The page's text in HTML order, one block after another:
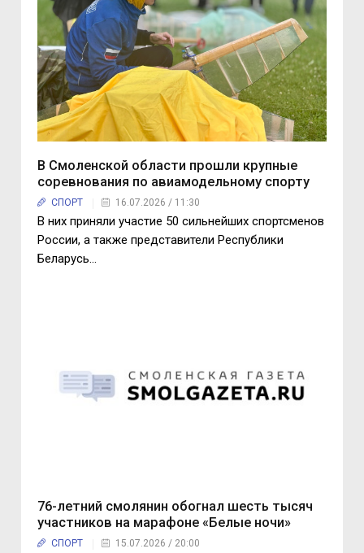
В Смоленской области прошли крупные
соревнования по авиамодельному спорту
СПОРТ 16.07.2026 / 11:30
В них приняли участие 50 сильнейших спортсменов
России, а также представители Республики
Беларусь...
76-летний смолянин обогнал шесть тысяч
участников на марафоне «Белые ночи»
СПОРТ 15.07.2026 / 20:00